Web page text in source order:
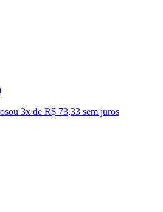
ou 3x de R$ 73,33 sem juros